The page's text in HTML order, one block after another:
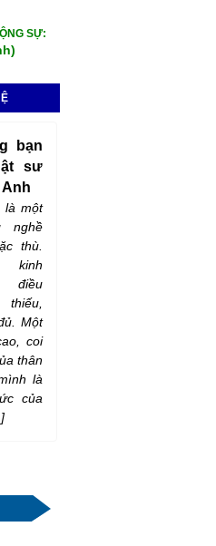
SỰ:
bạn
sư
Anh
là một
nghề
thù.
kinh
điều
Một
coi
thân
là
của
]